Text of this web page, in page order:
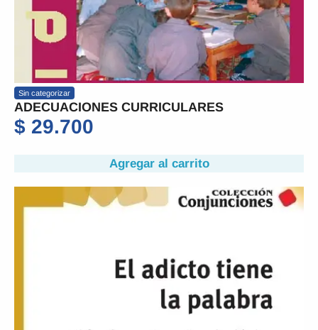
Sin categorizar
ADECUACIONES CURRICULARES
$ 29.700
Agregar al carrito